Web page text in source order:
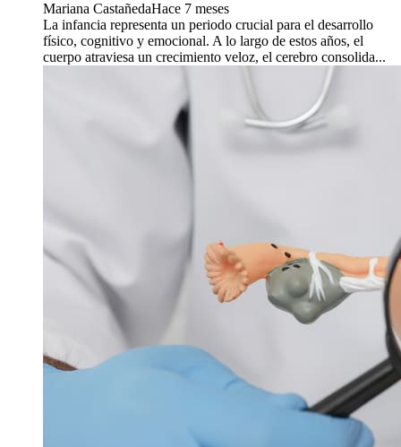
Mariana CastañedaHace 7 meses
La infancia representa un periodo crucial para el desarrollo
físico, cognitivo y emocional. A lo largo de estos años, el
cuerpo atraviesa un crecimiento veloz, el cerebro consolida...